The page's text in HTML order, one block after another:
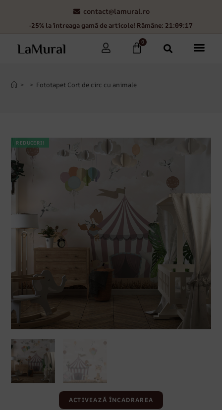
contact@lamural.ro
-25% la întreaga gamă de articole! Rămâne: 21:09:16
0
> > Fototapet Cort de circ cu animale
REDUCERI!
ACTIVEAZĂ ÎNCADRAREA